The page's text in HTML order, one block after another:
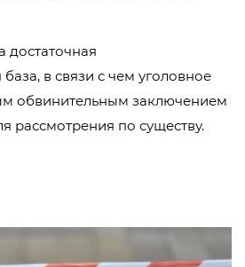
достаточная
база, в связи с чем уголовное
обвинительным заключением
рассмотрения по существу.